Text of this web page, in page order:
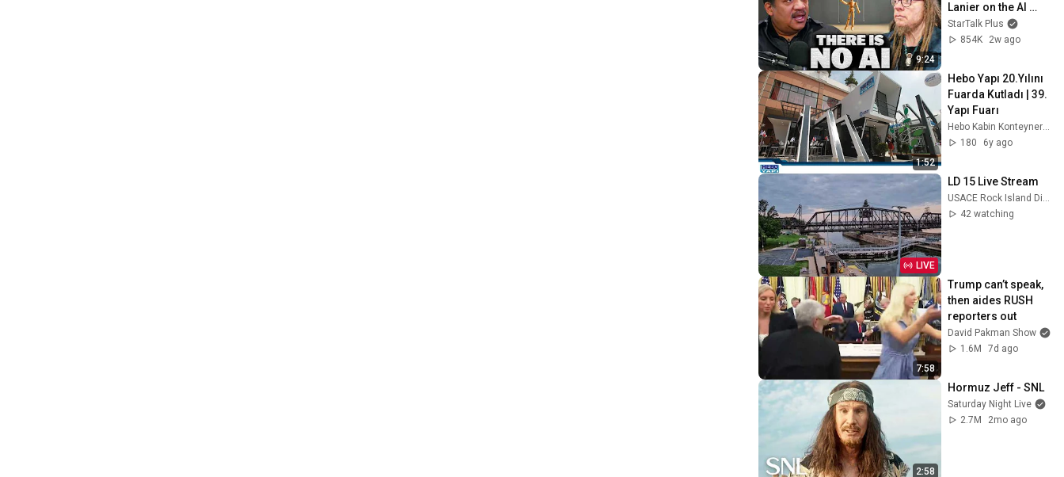
9:24
Lanier on the AI
Illusion
StarTalk Plus
854K
2w ago
1:52
Hebo Yapı 20.Yılını
Fuarda Kutladı | 39.
Yapı Fuarı
Hebo Kabin Konteyner Prefabrik
180
6y ago
LIVE
LD 15 Live Stream
USACE Rock Island District
42 watching
7:58
Trump can’t speak,
then aides RUSH
reporters out
David Pakman Show
1.6M
7d ago
2:58
Hormuz Jeff - SNL
Saturday Night Live
2.7M
2mo ago